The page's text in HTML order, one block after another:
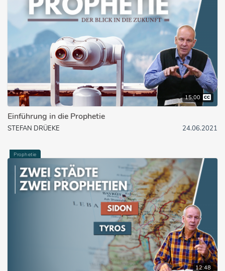
15:00
Einführung in die Prophetie
STEFAN DRÜEKE 24.06.2021
Prophetie
12:48